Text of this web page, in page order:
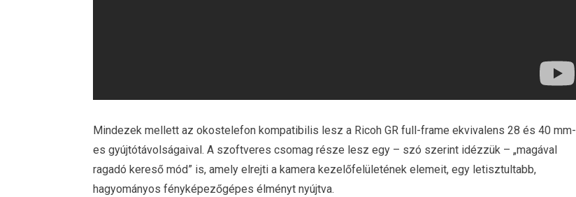
Mindezek mellett az okostelefon kompatibilis lesz a Ricoh GR full-frame ekvivalens 28 és 40 mm-
es gyújtótávolságaival. A szoftveres csomag része lesz egy – szó szerint idézzük – „magával
ragadó kereső mód” is, amely elrejti a kamera kezelőfelületének elemeit, egy letisztultabb,
hagyományos fényképezőgépes élményt nyújtva.